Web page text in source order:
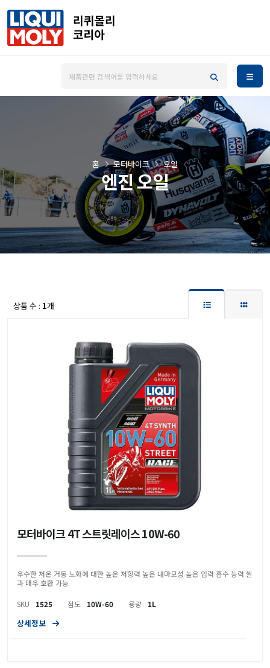
엔진 오일
홈 모터바이크 오일
상품 수 : 1개
모터바이크 4T 스트릿레이스 10W-60
우수한 저온 거동 노화에 대한 높은 저항력 높은 내마모성 높은 압력 흡수 능력 씰
과 매우 호환 가능
SKU 1525 점도 10W-60 용량 1L
상세정보